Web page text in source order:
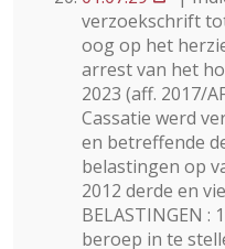
verzoekschrift
oog op het
arrest van het
2023 (aff. 2017/
Cassatie werd
en betreffende
belastingen op
2012 derde en
BELASTINGEN :
beroep in te